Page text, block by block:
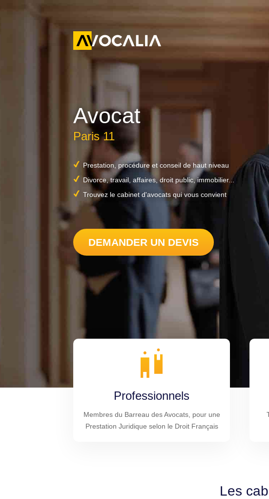
Avocat
Paris 11
Prestation, procédure et conseil de haut niveau
Divorce, travail, affaires, droit public, immobilier...
Trouvez le cabinet d'avocats qui vous convient
DEMANDER UN DEVIS
Professionnels
Membres du Barreau des Avocats, pour une
Prestation Juridique selon le Droit Français
Les